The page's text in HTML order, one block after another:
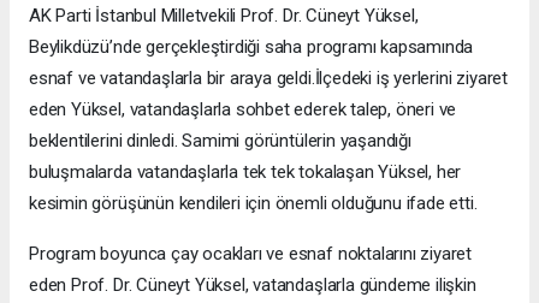
AK Parti İstanbul Milletvekili Prof. Dr. Cüneyt Yüksel,
Beylikdüzü’nde gerçekleştirdiği saha programı kapsamında
esnaf ve vatandaşlarla bir araya geldi.İlçedeki iş yerlerini ziyaret
eden Yüksel, vatandaşlarla sohbet ederek talep, öneri ve
beklentilerini dinledi. Samimi görüntülerin yaşandığı
buluşmalarda vatandaşlarla tek tek tokalaşan Yüksel, her
kesimin görüşünün kendileri için önemli olduğunu ifade etti.
Program boyunca çay ocakları ve esnaf noktalarını ziyaret
eden Prof. Dr. Cüneyt Yüksel, vatandaşlarla gündeme ilişkin